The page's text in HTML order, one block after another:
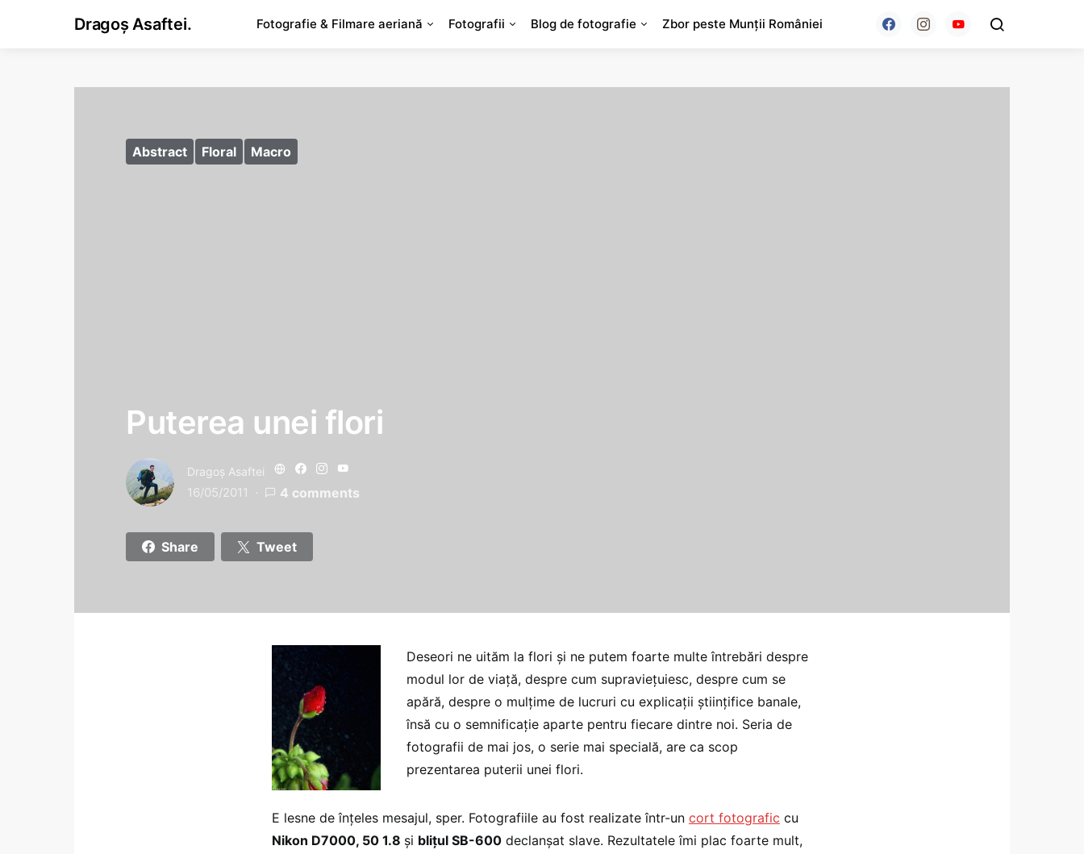
Dragoș Asaftei. Fotografie & Filmare aeriană Fotografii Blog de fotografie Zbor peste Munții României
Abstract Floral Macro
Puterea unei flori
Dragoş Asaftei
16/05/2011 4 comments
Share Tweet
Deseori ne uităm la flori și ne putem foarte multe întrebări despre
modul lor de viață, despre cum supraviețuiesc, despre cum se
apără, despre o mulțime de lucruri cu explicații științifice banale,
însă cu o semnificație aparte pentru fiecare dintre noi. Seria de
fotografii de mai jos, o serie mai specială, are ca scop
prezentarea puterii unei flori.
E lesne de înțeles mesajul, sper. Fotografiile au fost realizate într-un cort fotografic cu
Nikon D7000, 50 1.8 și blițul SB-600 declanșat slave. Rezultatele îmi plac foarte mult,